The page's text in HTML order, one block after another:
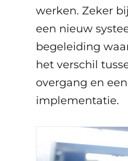
werken. Zeker
een nieuw
begeleiding
het verschil
overgang en
implementatie.